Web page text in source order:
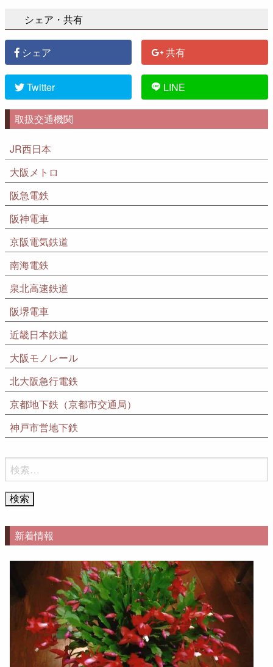
シェア・共有
シェア 共有
Twitter LINE
取扱交通機関
JR西日本
大阪メトロ
阪急電鉄
阪神電車
京阪電気鉄道
南海電鉄
泉北高速鉄道
阪堺電車
近畿日本鉄道
大阪モノレール
北大阪急行電鉄
京都地下鉄（京都市交通局）
神戸市営地下鉄
検
索:
新着情報